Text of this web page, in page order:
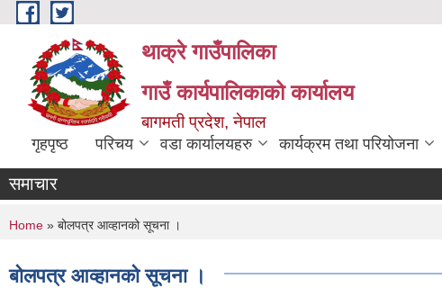
Skip to main content
थाक्रे गाउँपालिका
गाउँ कार्यपालिकाको कार्यालय
बागमती प्रदेश, नेपाल
गृहपृष्ठ परिचय वडा कार्यालयहरु कार्यक्रम तथा परियोजना
समाचार
You are here
Home » बोलपत्र आव्हानको सूचना ।
बोलपत्र आव्हानको सूचना ।